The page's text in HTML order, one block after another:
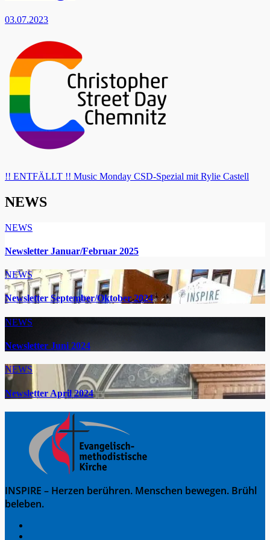
03.07.2023
Beitragsnavigation
!! ENTFÄLLT !! Music Monday CSD-Spezial mit Rylie Castell
NEWS
NEWS
Newsletter Januar/Februar 2025
NEWS
Newsletter September/Oktober 2024
NEWS
Newsletter Juni 2024
NEWS
Newsletter April 2024
INSPIRE – Herzen berühren. Menschen bewegen. Brühl
beleben.